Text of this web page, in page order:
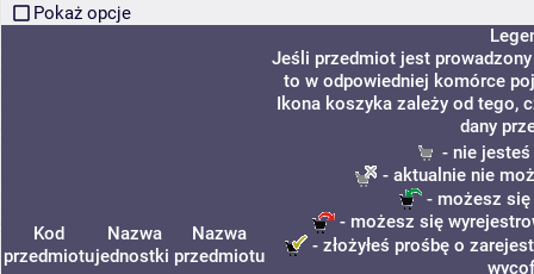
Pokaż opcje
Kod
przedmiotu
Nazwa
jednostki
Nazwa
przedmiotu
Jeśli przedmiot jest
to w odpowiedniej komórce
Ikona koszyka zależy od tego,
dany
- nie
- aktualnie nie
- możesz się
- możesz się
- złożyłeś prośbę o